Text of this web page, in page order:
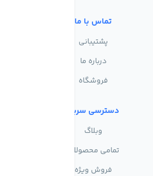
تماس با ما
پشتیبانی
درباره ما
فروشگاه
دسترسی سریع
وبلاگ
تمامی محصولات
فروش ویژه